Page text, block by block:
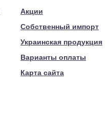
Акции
Собственный импорт
Украинская продукция
Варианты оплаты
Карта сайта